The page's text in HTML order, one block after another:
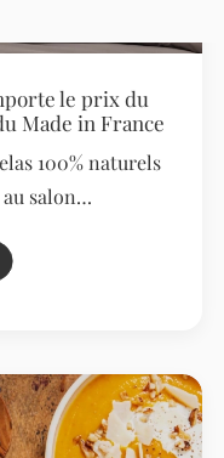
le prix du
Made in France
100% naturels
salon…